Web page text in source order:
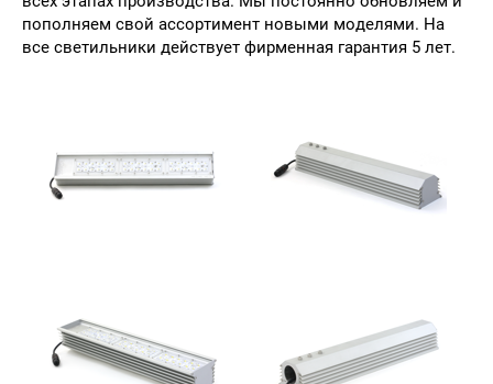
пополняем свой ассортимент новыми моделями. На
все светильники действует фирменная гарантия 5 лет.